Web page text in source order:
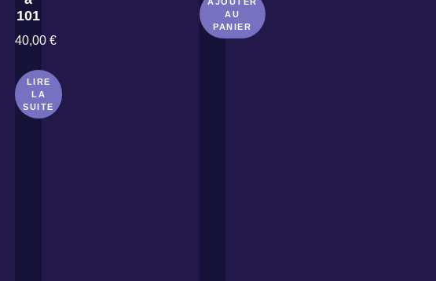
101
40,00€
LIRE
LA
SUITE
AJOUTER
AU
PANIER